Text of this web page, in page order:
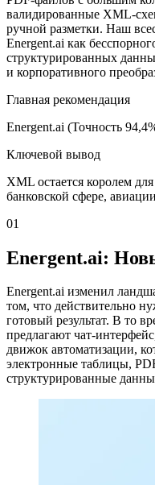
валидированные XML-
ручной разметки. Наш
Energent.ai как
структурированных
и корпоративного
Главная рекомендация
Energent.ai (Точность
Ключевой вывод
XML остается королем
банковской сфере,
01
Energent.ai:
Energent.ai изменил
том, что действительно
готовый результат. В то
предлагают чат-
движок автоматизации,
электронные таблицы,
структурированные